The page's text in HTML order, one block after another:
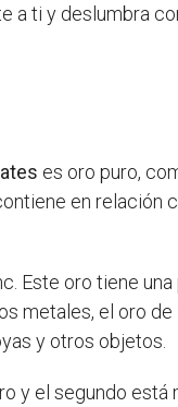
a ti y deslumbra
es oro puro,
en relación
Este oro tiene una
metales, el oro de
y otros objetos.
y el segundo